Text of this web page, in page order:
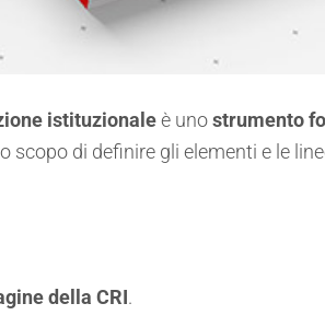
istituzionaleè unostrumento
scopo di definire gli elementi e le
della CRI.